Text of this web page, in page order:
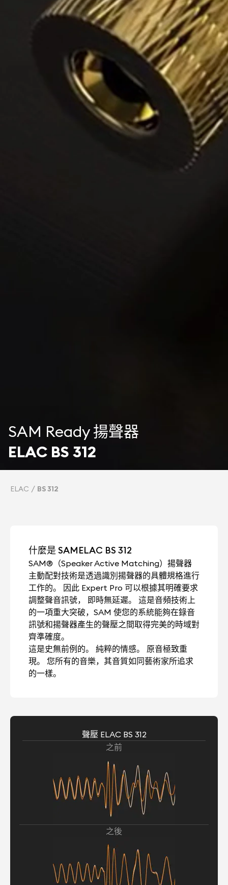
SAM Ready 揚聲器
ELAC BS 312
ELAC BS 312
什麼是 SAMELAC BS 312
SAM®（Speaker Active Matching）揚聲器
主動配對技術是透過識別揚聲器的具體規格進行
工作的。 因此 Expert Pro 可以根據其明確要求
調整聲音訊號， 即時無延遲。 這是音頻技術上
的一項重大突破，SAM 使您的系統能夠在錄音
訊號和揚聲器產生的聲壓之間取得完美的時域對
齊準確度。
這是史無前例的。 純粹的情感。 原音極致重
現。 您所有的音樂，其音質如同藝術家所追求
的一樣。
聲壓 ELAC BS 312
之前
之後